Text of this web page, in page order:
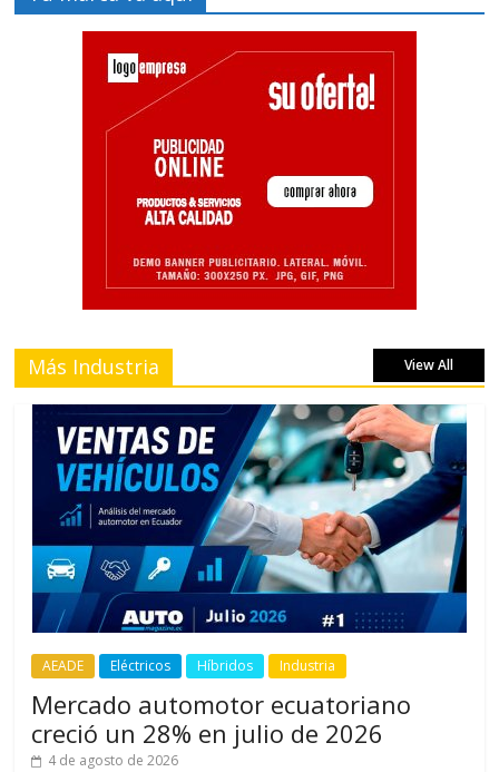
Más Industria View All
AEADE Eléctricos Híbridos Industria
Mercado automotor ecuatoriano
creció un 28% en julio de 2026
4 de agosto de 2026